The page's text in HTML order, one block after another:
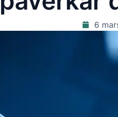
6